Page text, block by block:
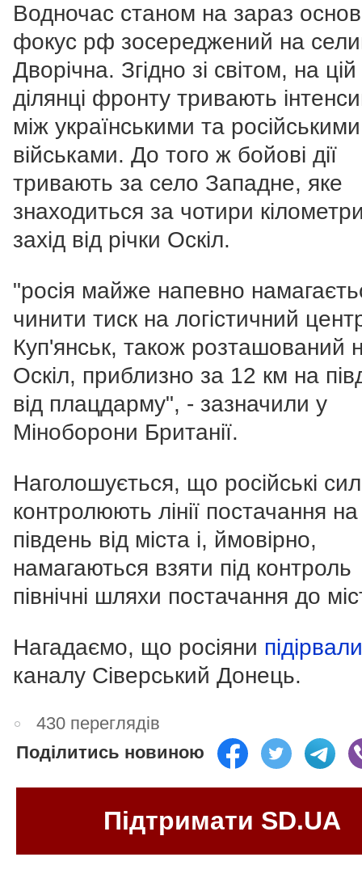
Водночас станом на зараз
фокус рф зосереджений на
Дворічна. Згідно зі світом, на цій
ділянці фронту тривають
між українськими та російськими
військами. До того ж бойові дії
тривають за село Западне, яке
знаходиться за чотири
захід від річки Оскіл.
"росія майже напевно
чинити тиск на логістичний
Куп'янськ, також розташований
Оскіл, приблизно за 12 км на
від плацдарму", - зазначили у
Міноборони Британії.
Наголошується, що російські
контролюють лінії постачання на
південь від міста і, ймовірно,
намагаються взяти під контроль
північні шляхи постачання до
Нагадаємо, що росіяни
каналу Сіверський Донець.
430 переглядів
Поділитись новиною
Підтримати SD.UA